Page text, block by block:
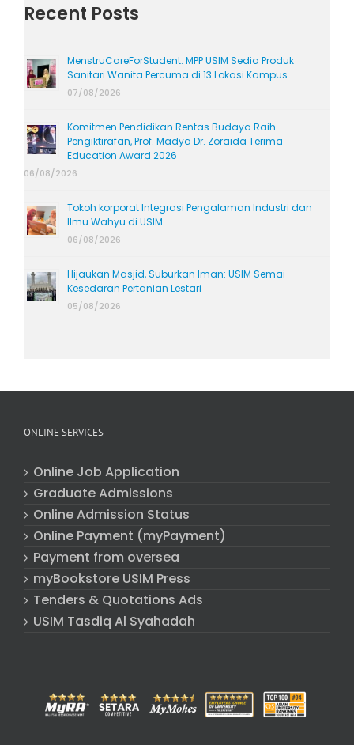
Recent Posts
MenstruCareForStudent: MPP USIM Sedia Produk
Sanitari Wanita Percuma di 13 Lokasi Kampus
07/08/2026
Komitmen Pendidikan Rentas Budaya Raih
Pengiktirafan, Prof. Madya Dr. Zoraida Terima
Education Award 2026
06/08/2026
Tokoh korporat Integrasi Pengalaman Industri dan
Ilmu Wahyu di USIM
06/08/2026
Hijaukan Masjid, Suburkan Iman: USIM Semai
Kesedaran Pertanian Lestari
05/08/2026
ONLINE SERVICES
Online Job Application
Graduate Admissions
Online Admission Status
Online Payment (myPayment)
Payment from oversea
myBookstore USIM Press
Tenders & Quotations Ads
USIM Tasdiq Al Syahadah